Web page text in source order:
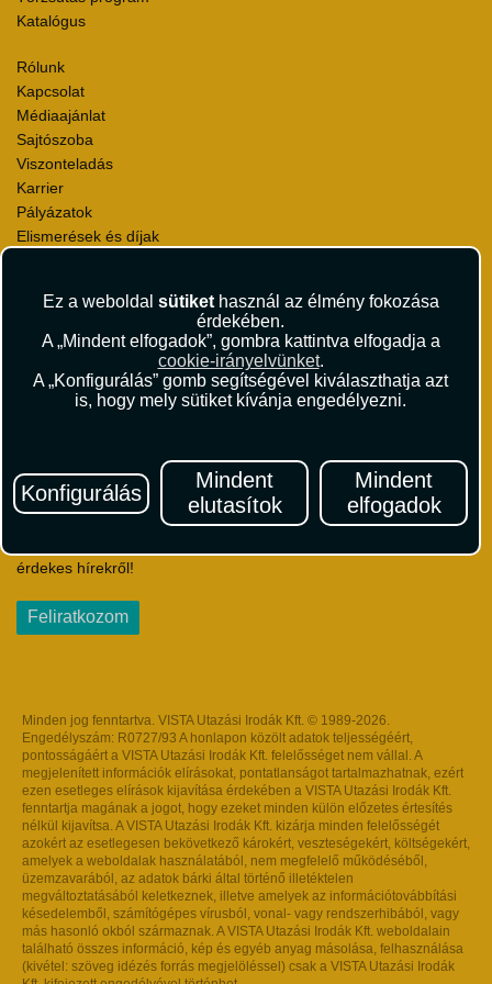
Ez a weboldal sütikethasznál az élmény fokozása
érdekében.
A „Mindent elfogadok”, gombra kattintva elfogadja a
cookie-irányelvünket.
A „Konfigurálás” gomb segítségével kiválaszthatja azt
is, hogy mely sütiket kívánja engedélyezni.
Konfigurálás
Mindent
elutasítok
Mindent
elfogadok
Katalógus
Rólunk
Kapcsolat
Médiaajánlat
Sajtószoba
Viszonteladás
Karrier
Pályázatok
Elismerések és díjak
Utazási Csomag Szerződési Feltételek
Útlemondás-biztosítás Szerződési Feltételek
Utasbiztosítás Szerződési Feltételek
Repülőjegy Szerződési Feltételek
Adatvédelem
Hírlevél
Iratkozzon fel Magyarország egyik legszínesebb utazási
érdekes hírekről!
Feliratkozom
Minden jog fenntartva. VISTA Utazási Irodák Kft. © 1989-2026.
Engedélyszám: R0727/93 A honlapon közölt adatok teljességéért,
pontosságáért a VISTA Utazási Irodák Kft. felelősséget nem vállal. A
megjelenített információk elírásokat, pontatlanságot tartalmazhatnak, ezért
ezen esetleges elírások kijavítása érdekében a VISTA Utazási Irodák Kft.
fenntartja magának a jogot, hogy ezeket minden külön előzetes értesítés
nélkül kijavítsa. A VISTA Utazási Irodák Kft. kizárja minden felelősségét
azokért az esetlegesen bekövetkező károkért, veszteségekért, költségekért,
amelyek a weboldalak használatából, nem megfelelő működéséből,
üzemzavarából, az adatok bárki által történő illetéktelen
megváltoztatásából keletkeznek, illetve amelyek az információtovábbítási
késedelemből, számítógépes vírusból, vonal- vagy rendszerhibából, vagy
más hasonló okból származnak. A VISTA Utazási Irodák Kft. weboldalain
található összes információ, kép és egyéb anyag másolása, felhasználása
(kivétel: szöveg idézés forrás megjelöléssel) csak a VISTA Utazási Irodák